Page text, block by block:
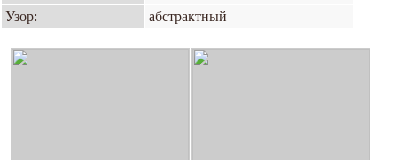
Узор:
абстрактный